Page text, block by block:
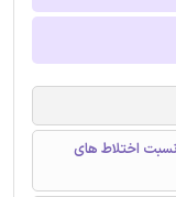
اختلاط های